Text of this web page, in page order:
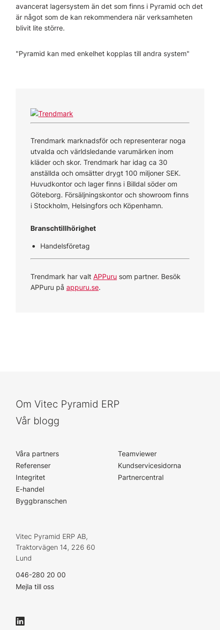
avancerat lagersystem än det som finns i Pyramid och det
är något som de kan rekommendera när verksamheten
blivit lite större.
"Pyramid kan med enkelhet kopplas till andra system"
Trendmark marknadsför och representerar noga
utvalda och världsledande varumärken inom
kläder och skor. Trendmark har idag ca 30
anställda och omsätter drygt 100 miljoner SEK.
Huvudkontor och lager finns i Billdal söder om
Göteborg. Försäljningskontor och showroom finns
i Stockholm, Helsingfors och Köpenhamn.
Branschtillhörighet
Handelsföretag
Trendmark har valt APPuru som partner. Besök
APPuru på appuru.se.
Om Vitec Pyramid ERP
Vår blogg
Våra partners
Referenser
Integritet
E-handel
Byggbranschen
Teamviewer
Kundservicesidorna
Partnercentral
Vitec Pyramid ERP AB,
Traktorvägen 14, 226 60
Lund
046-280 20 00
Mejla till oss